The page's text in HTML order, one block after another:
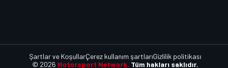
© 2026 Motorsport Network. Tüm hakları saklıdır.
Şartlar ve KoşullarÇerez kullanım şartlarıGizlilik politikası